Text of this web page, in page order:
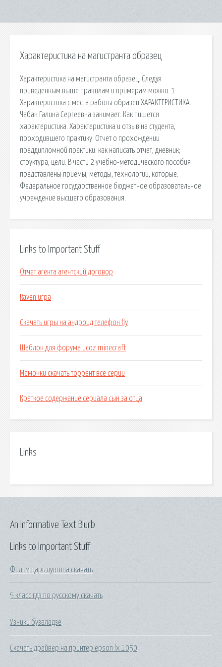
Характеристика на магистранта образец
Характеристика на магистранта образец. Следуя
приведенным выше правилам и примерам можно. 1.
Характеристика с места работы образец ХАРАКТЕРИСТИКА.
Чабан Галина Сергеевна занимает. Как пишется
характеристика. Характеристика и отзыв на студента,
проходившего практику. Отчет о прохождении
преддипломной практики: как написать отчет, дневник;
структура, цели. В части 2 учебно-методического пособия
представлены приемы, методы, технологии, которые.
Федеральное государственное бюджетное образовательное
учреждение высшего образования.
Links to Important Stuff
Отчет агента агентский договор
Raven игра
Скачать игры на андроид телефон fly
Шаблон для форума ucoz minecraft
Мамочки скачать торрент все серии
Краткое содержание сериала сын за отца
Links
Links to Important Stuff
Фильм царь лунгина скачать
5 класс гдз по русскому скачать
Узники бузаладзе
Скачать драйвер на принтер epson lx 1050
An Informative Text Blurb